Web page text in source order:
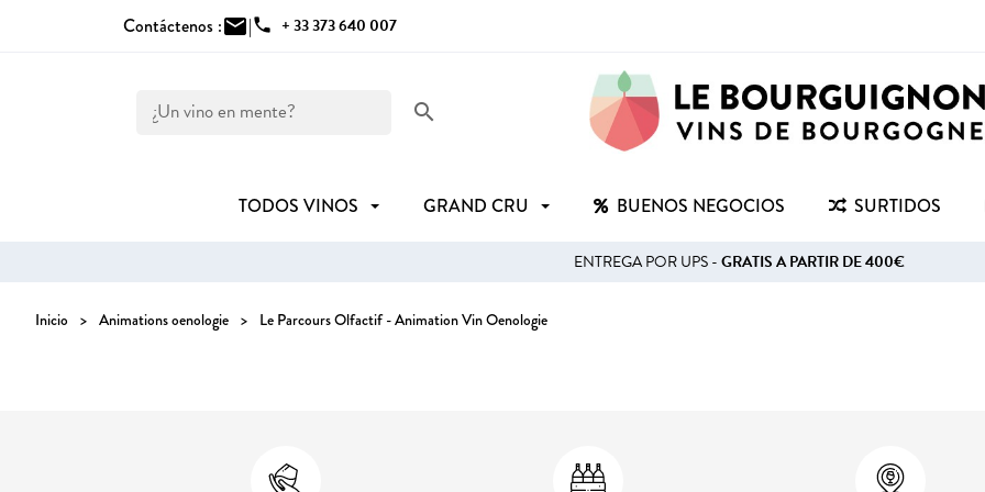
Contáctenos :mail|phone + 33 373 640 007
search
TODOS VINOS GRAND CRU BUENOS NEGOCIOS SURTIDOS
ENTREGA POR UPS -GRATIS A PARTIR DE 400€
Inicio Animations oenologie Le Parcours Olfactif - Animation Vin Oenologie